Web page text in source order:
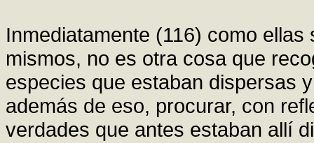
Inmediatamente (116) como
mismos, no es otra cosa que
especies que estaban dispersas
además de eso, procurar, con
verdades que antes estaban allí